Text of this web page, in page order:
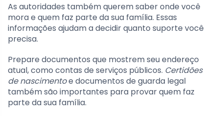
As autoridades também querem saber onde você
mora e quem faz parte da sua família. Essas
informações ajudam a decidir quanto suporte você
precisa.
Prepare documentos que mostrem seu endereço
atual, como contas de serviços públicos. Certidões
de nascimentoe documentos de guarda legal
também são importantes para provar quem faz
parte da sua família.